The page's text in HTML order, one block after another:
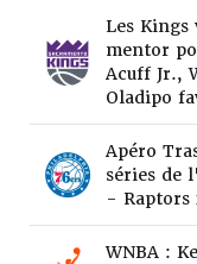
Les Kings
mentor
Acuff Jr.,
Oladipo
Apéro
séries de
- Raptors
WNBA :